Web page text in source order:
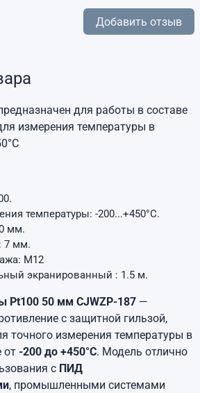
Добавить отзыв
для работы в составе
измерения температуры в
температуры: -200...+450°C.
мм.
7 мм.
М12
экранированный : 1.5 м.
Pt100 50 мм CJWZP-187 —
с защитной гильзой,
точного измерения температуры в
от -200 до +450°C. Модель отлично
с ПИД
, промышленными системами